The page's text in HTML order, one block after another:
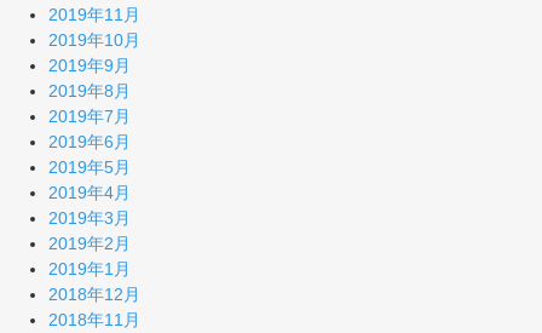
2019年11月
2019年10月
2019年9月
2019年8月
2019年7月
2019年6月
2019年5月
2019年4月
2019年3月
2019年2月
2019年1月
2018年12月
2018年11月